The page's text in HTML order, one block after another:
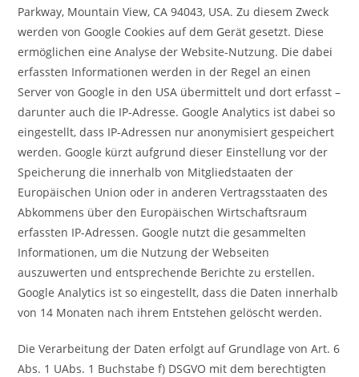
Parkway, Mountain View, CA 94043, USA. Zu diesem Zweck
werden von Google Cookies auf dem Gerät gesetzt. Diese
ermöglichen eine Analyse der Website-Nutzung. Die dabei
erfassten Informationen werden in der Regel an einen
Server von Google in den USA übermittelt und dort erfasst –
darunter auch die IP-Adresse. Google Analytics ist dabei so
eingestellt, dass IP-Adressen nur anonymisiert gespeichert
werden. Google kürzt aufgrund dieser Einstellung vor der
Speicherung die innerhalb von Mitgliedstaaten der
Europäischen Union oder in anderen Vertragsstaaten des
Abkommens über den Europäischen Wirtschaftsraum
erfassten IP-Adressen. Google nutzt die gesammelten
Informationen, um die Nutzung der Webseiten
auszuwerten und entsprechende Berichte zu erstellen.
Google Analytics ist so eingestellt, dass die Daten innerhalb
von 14 Monaten nach ihrem Entstehen gelöscht werden.
Die Verarbeitung der Daten erfolgt auf Grundlage von Art. 6
Abs. 1 UAbs. 1 Buchstabe f) DSGVO mit dem berechtigten